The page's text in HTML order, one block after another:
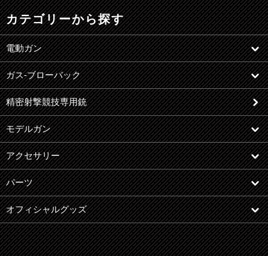
カテゴリーから探す
電動ガン
ガス-ブローバック
精密射撃競技専用銃
モデルガン
アクセサリー
パーツ
オフィシャルグッズ